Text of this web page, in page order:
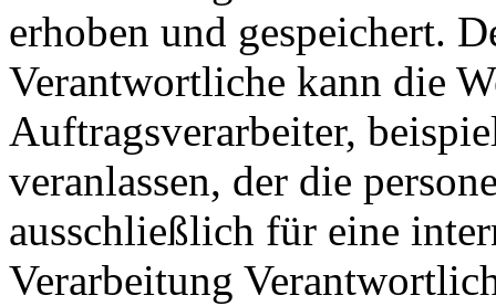
erhoben und gespeichert.
Verantwortliche kann die
Auftragsverarbeiter,
veranlassen, der die
ausschließlich für eine
Verarbeitung